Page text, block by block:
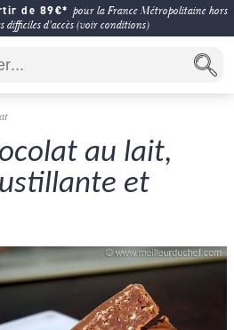
de 89€* pour la France Métropolitaine hors
difficiles d'accès (voir conditions)
au lait,
et